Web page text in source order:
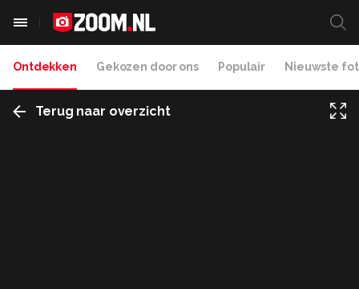
Ontdekken Gekozen door ons Populair Nieuwste
Terug naar overzicht